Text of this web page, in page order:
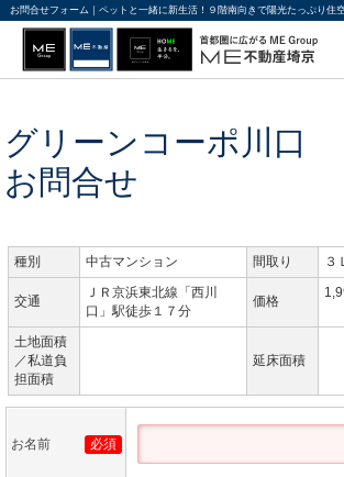
グリーンコーポ川口
お問合せ
種別 中古マンション 間取り ３
交通
ＪＲ京浜東北線「西川
口」駅徒歩１７分
価格
土地面積
／私道負
担面積
延床面積
お名前 必須